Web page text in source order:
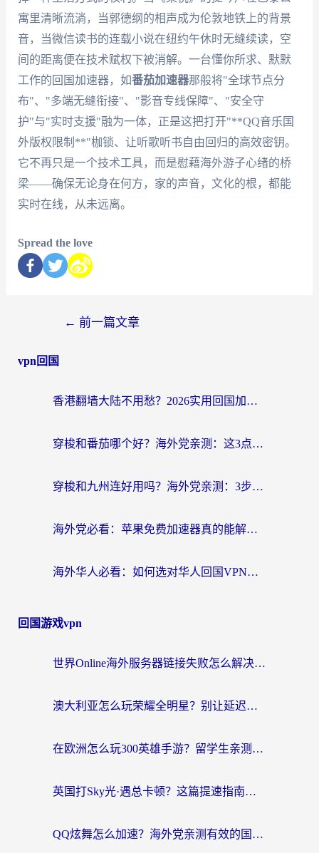
寓里清晰流淌，当郭德纲的相声成为伦敦地铁上的背景
音，当微信读书的连载小说在纽约午休时无缝续读，空
间的距离便在技术赋权下被消解。一台懂你所求、默默
工作的回国加速器，如番茄加速器那般将"全球节点分
布"、"多端无缝衔接"、"影音专线保障"、"安全守
护"与"实时支援"融为一体，正是这把打开"**QQ音乐国
外版权限制**"枷锁、让听歌听书自由回归的高效密钥。
它不再只是一个技术工具，而是慰藉海外游子心绪的桥
梁——确保无论身在何方，家的声音，文化的根，都能
实时在线，从未远离。
Spread the love
← 前一篇文章
vpn回国
香港翻墙大陆不用愁？2026实用回国加速器指南：从选到用一步到位
穿梭和番茄哪个好？海外党亲测：这3点帮你选对回国加速器
穿梭和九州连好用吗？海外党亲测：3步选对回国加速器，无缝刷国内剧玩国服
海外党必看：苹果免费加速器真的能解决回国访问难题吗？附实测对比与全平台方案
海外华人必看：如何选对华人回国VPN，无缝刷国内剧、玩手游？
回国游戏vpn
世界Online海外服务器链接失败怎么解决？告别卡顿延迟，海外玩国服游戏的正确打开方式
澳大利亚怎么玩荣耀全明星？别让延迟毁了你的连招！海外党专属加速攻略
在欧洲怎么玩300英雄手游？留学生亲测有效的国服游戏加速指南
英国打Sky光·遇总卡顿？这篇提速指南帮你找回治愈感
QQ炫舞怎么加速？海外党亲测有效的国服游戏加速指南（附失落城堡金铲铲之战解决方案）